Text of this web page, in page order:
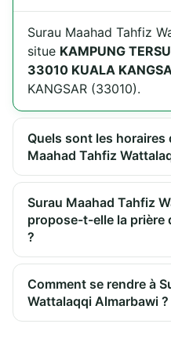
Surau Maahad Tahfiz
situe KAMPUNG
33010 KUALA
KANGSAR (33010).
Quels sont les horaires
Maahad Tahfiz
Surau Maahad Tahfiz
propose-t-elle la prière
?
Comment se rendre à
Wattalaqqi Almarbawi ?